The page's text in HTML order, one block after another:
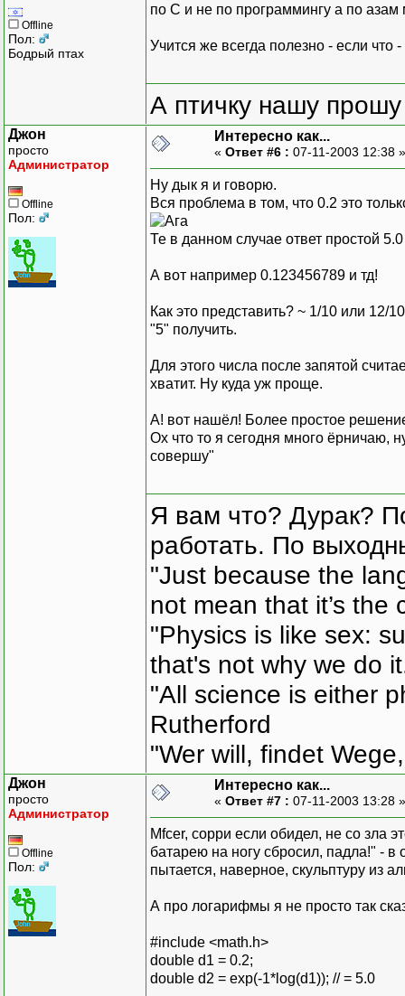
Offline
Пол:
Бодрый птах
по С и не по программингу а по азам
Учится же всегда полезно - если что
А птичку нашу
Джон
просто
Администратор
Offline
Пол:
Интересно как...
« Ответ #6 : 07-11-2003 12:38
Ну дык я и говорю.
Вся проблема в том, что 0.2 это
Те в данном случае ответ простой
А вот например 0.123456789 и тд!
Как это представить? ~ 1/10 или 12/
"5" получить.
Для этого числа после запятой
хватит. Ну куда уж проще.
А! вот нашёл! Более простое
Ох что то я сегодня много ёрничаю,
совершу"
Я вам что? Дурак?
работать. По
"Just because the
not mean that it’s the
"Physics is like sex:
that's not why we do
"All science is either
Rutherford
"Wer will, findet
Джон
просто
Администратор
Offline
Пол:
Интересно как...
« Ответ #7 : 07-11-2003 13:28
Mfcer, сорри если обидел, не со зла
батарею на ногу сбросил, падла!" - в
пытается, наверное, скульптуру из
А про логарифмы я не просто так
#include <math.h>
double d1 = 0.2;
double d2 = exp(-1*log(d1)); // = 5.0